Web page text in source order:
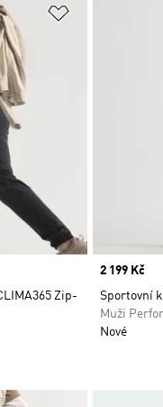
Přidat do
Zip-
Price
2 199 Kč
Sportovní
Muži
Nové